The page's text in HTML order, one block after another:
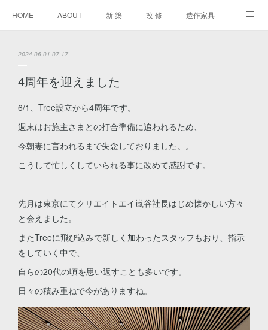
HOME ABOUT 新 築 改 修 造作家具
2024.06.01 07:17
4周年を迎えました
6/1、Tree設立から4周年です。
週末はお施主さまとの打合準備に追われるため、
今朝妻に言われるまで失念しておりました。。
こうして忙しくしていられる事に改めて感謝です。
先月は東京にてクリエイトエイ嵐谷社長はじめ懐かしい方々
と会えました。
またTreeに飛び込みで新しく加わったスタッフもおり、指示
をしていく中で、
自らの20代の頃を思い返すことも多いです。
日々の積み重ねで今がありますね。